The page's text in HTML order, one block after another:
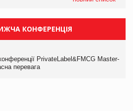
КОНФЕРЕНЦІЯ
PrivateLabel&FMCG Master-
перевага